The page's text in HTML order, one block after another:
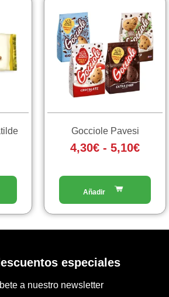
Gocciole Pavesi
4,30€ - 5,10€
di
da
4,30€
a
5,10€
prodotto
più
varianti.
opzioni
possono
pagina
prodotto
especiales
a nuestro newsletter